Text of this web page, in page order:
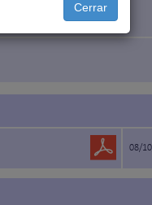
Cerrar
08/